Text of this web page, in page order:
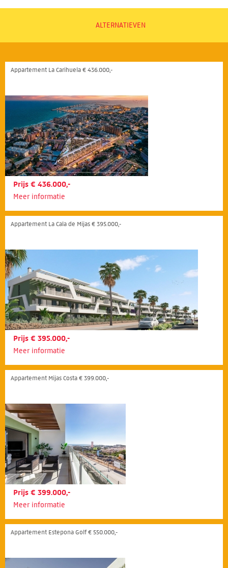
ALTERNATIEVEN
Appartement La Carihuela € 436.000,-
Prijs € 436.000,-
Meer informatie
Appartement La Cala de Mijas € 395.000,-
Prijs € 395.000,-
Meer informatie
Appartement Mijas Costa € 399.000,-
Prijs € 399.000,-
Meer informatie
Appartement Estepona Golf € 550.000,-